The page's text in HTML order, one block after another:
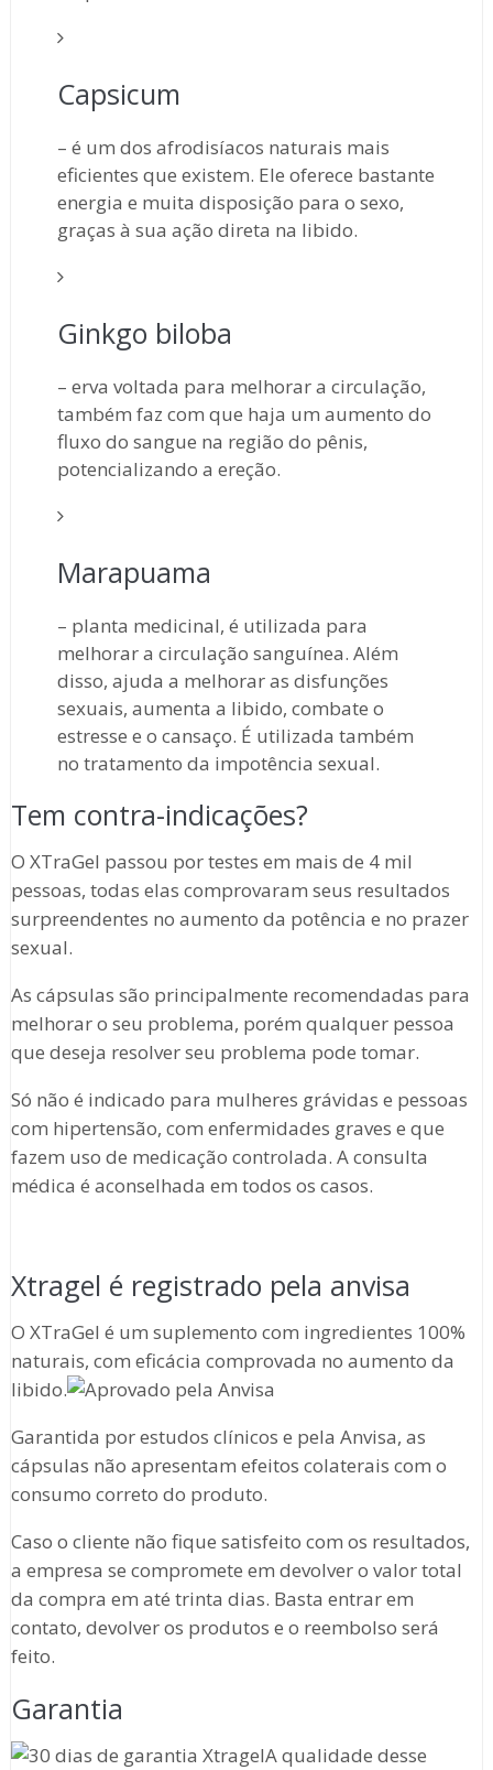
Capsicum
– é um dos afrodisíacos naturais mais
eficientes que existem. Ele oferece bastante
energia e muita disposição para o sexo,
graças à sua ação direta na libido.
Ginkgo biloba
– erva voltada para melhorar a circulação,
também faz com que haja um aumento do
fluxo do sangue na região do pênis,
potencializando a ereção.
Marapuama
– planta medicinal, é utilizada para
melhorar a circulação sanguínea. Além
disso, ajuda a melhorar as disfunções
sexuais, aumenta a libido, combate o
estresse e o cansaço. É utilizada também
no tratamento da impotência sexual.
Tem contra-indicações?
O XTraGel passou por testes em mais de 4 mil
pessoas, todas elas comprovaram seus resultados
surpreendentes no aumento da potência e no prazer
sexual.
As cápsulas são principalmente recomendadas para
melhorar o seu problema, porém qualquer pessoa
que deseja resolver seu problema pode tomar.
Só não é indicado para mulheres grávidas e pessoas
com hipertensão, com enfermidades graves e que
fazem uso de medicação controlada. A consulta
médica é aconselhada em todos os casos.
Xtragel é registrado pela anvisa
O XTraGel é um suplemento com ingredientes 100%
naturais, com eficácia comprovada no aumento da
libido.
Garantida por estudos clínicos e pela Anvisa, as
cápsulas não apresentam efeitos colaterais com o
consumo correto do produto.
Caso o cliente não fique satisfeito com os resultados,
a empresa se compromete em devolver o valor total
da compra em até trinta dias. Basta entrar em
contato, devolver os produtos e o reembolso será
feito.
Garantia
A qualidade desse